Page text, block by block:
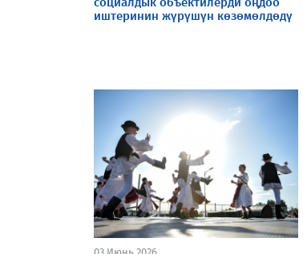
социалдык объектилерди оңдоо
иштеринин жүрүшүн көзөмөлдөдү